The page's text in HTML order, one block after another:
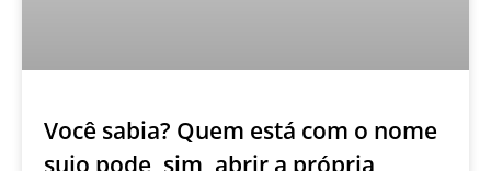
Você sabia? Quem está com o nome
sujo pode, sim, abrir a própria